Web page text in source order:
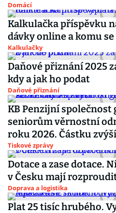
Domácí
Kalkulačka příspěvku
dávky online a komu
Kalkulačky
Daňové přiznání 2025
kdy a jak ho podat
Daňové přiznání
KB Penzijní
seniorům věrnostní
roku 2026. Částku zvýší
Tiskové zprávy
Dotace a zase dotace.
v Česku mají
Doprava a logistika
Plat 25 tisíc hrubého.